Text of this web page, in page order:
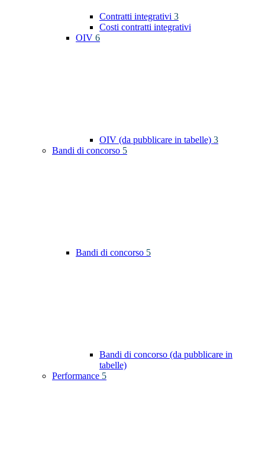
Contratti integrativi 3
Costi contratti integrativi
OIV 6
OIV (da pubblicare in tabelle) 3
Bandi di concorso 5
Bandi di concorso 5
Bandi di concorso (da pubblicare in
tabelle)
Performance 5